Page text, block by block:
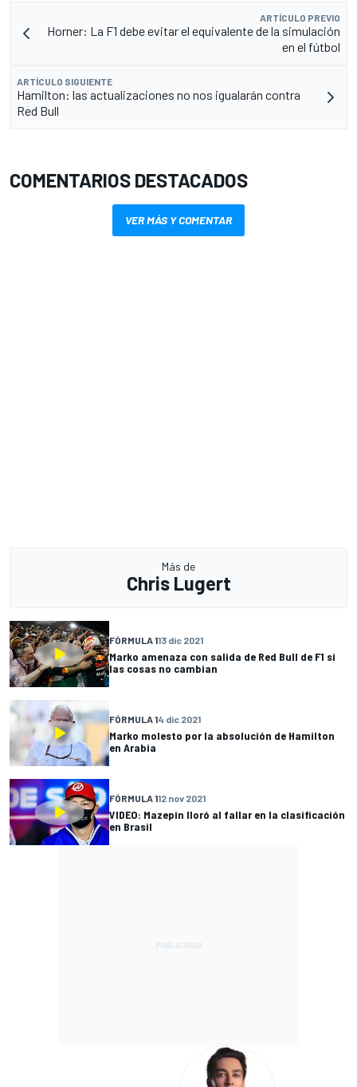
ARTÍCULO PREVIO
Horner: La F1 debe evitar el equivalente de la simulación
en el fútbol
ARTÍCULO SIGUIENTE
Hamilton: las actualizaciones no nos igualarán contra
Red Bull
COMENTARIOS DESTACADOS
VER MÁS Y COMENTAR
Más de
Chris Lugert
FÓRMULA 113 dic 2021
Marko amenaza con salida de Red Bull de F1 si
las cosas no cambian
FÓRMULA 14 dic 2021
Marko molesto por la absolución de Hamilton
en Arabia
FÓRMULA 112 nov 2021
VIDEO: Mazepin lloró al fallar en la clasificación
en Brasil